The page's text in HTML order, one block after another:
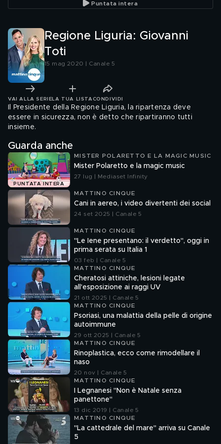
Puntata intera
Regione Liguria: Giovanni
Toti
15 mag 2020 | Canale 5
VAI ALLA SERIE LA TUA LISTA CONDIVIDI
Il Presidente della Regione Liguria, la ripartenza deve
essere in sicurezza, non è detto che ripartiranno tutti
insieme.
Guarda anche
PUNTATA INTERA
MISTER POLARETTO E LA MAGIC MUSIC
Mister Polaretto e la magic music
27 lug | Mediaset Infinity
MATTINO CINQUE
Cani in aereo, i video divertenti dei social
24 set 2025 | Canale 5
MATTINO CINQUE
"Le Iene presentano: il verdetto", oggi in
prima serata su Italia 1
03 feb | Canale 5
MATTINO CINQUE
Cheratosi attiniche, lesioni legate
all'esposizione ai raggi UV
21 ott 2025 | Canale 5
MATTINO CINQUE
Psoriasi, una malattia della pelle di origine
autoimmune
29 ott 2025 | Canale 5
MATTINO CINQUE
Rinoplastica, ecco come rimodellare il
naso
20 nov | Canale 5
MATTINO CINQUE
I Legnanesi "Non è Natale senza
panettone"
13 dic 2019 | Canale 5
MATTINO CINQUE
"La cattedrale del mare" arriva su Canale
5